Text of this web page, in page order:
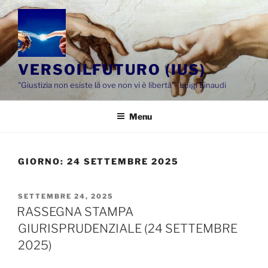
Salta
al
contenuto
VERSOILFUTURO (IUS)
"Giustizia non esiste là ove non vi è libertà"- Luigi Einaudi
Menu
GIORNO: 24 SETTEMBRE 2025
PUBBLICATO
IL
SETTEMBRE 24, 2025
RASSEGNA STAMPA
GIURISPRUDENZIALE (24 SETTEMBRE
2025)